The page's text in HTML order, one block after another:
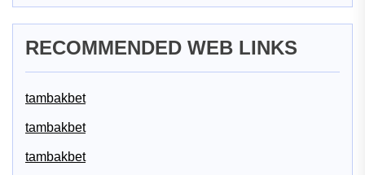
RECOMMENDED WEB LINKS
tambakbet
tambakbet
tambakbet